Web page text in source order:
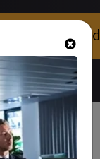
Hallgasd és nézd